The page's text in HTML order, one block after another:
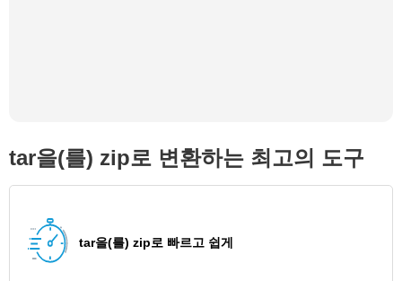
tar을(를) zip로 변환하는 최고의 도구
tar을(를) zip로 빠르고 쉽게